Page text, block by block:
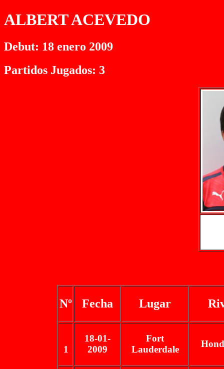
ALBERT ACEVEDO
Debut: 18 enero 2009
Partidos Jugados: 3
Nº Fecha Lugar
1
18-01-
2009
Fort
Lauderdale